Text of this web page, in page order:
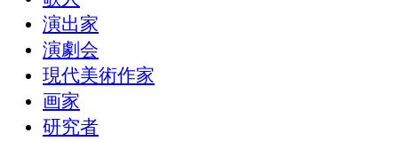
演出家
演劇会
現代美術作家
画家
研究者